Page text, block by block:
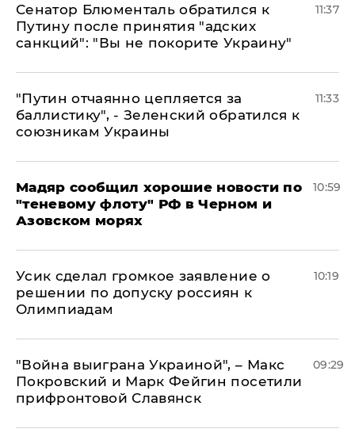
Сенатор Блюменталь обратился к
Путину после принятия "адских
санкций": "Вы не покорите Украину"
11:37
"Путин отчаянно цепляется за
баллистику", - Зеленский обратился к
союзникам Украины
11:33
Мадяр сообщил хорошие новости по
"теневому флоту" РФ в Черном и
Азовском морях
10:59
Усик сделал громкое заявление о
решении по допуску россиян к
Олимпиадам
10:19
"Война выиграна Украиной", – Макс
Покровский и Марк Фейгин посетили
прифронтовой Славянск
09:29